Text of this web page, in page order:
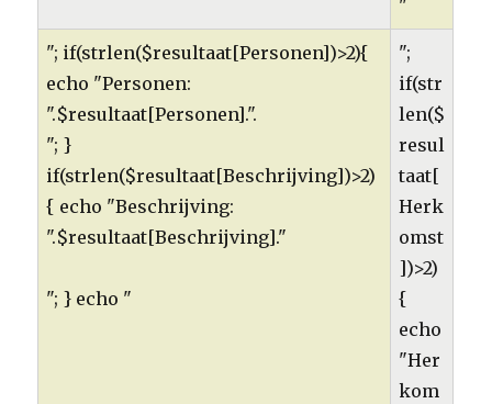
"
"; if(strlen($resultaat[Personen])>2){
echo "Personen:
".$resultaat[Personen].".
"; }
if(strlen($resultaat[Beschrijving])>2)
{ echo "Beschrijving:
".$resultaat[Beschrijving]."
"; } echo "
";
if(str
len($
resul
taat[
Herk
omst
])>2)
{
echo
"Her
kom